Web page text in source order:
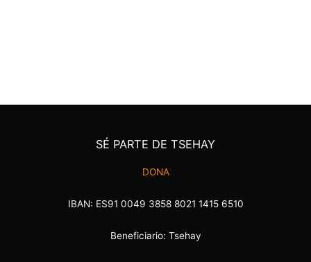
SÉ PARTE DE TSEHAY
DONA
IBAN: ES91 0049 3858 8021 1415 6510
Beneficiario: Tsehay